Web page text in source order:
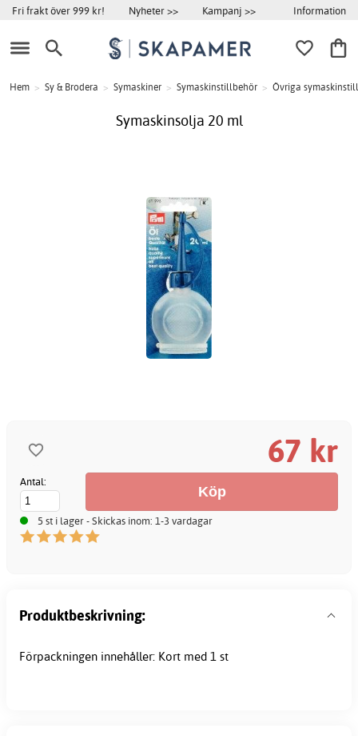
Fri frakt över 999 kr! Nyheter >> Kampanj >> Information
Hem > Sy & Brodera > Symaskiner > Symaskinstillbehör > Övriga
Symaskinsolja 20 ml
67 kr
Antal:
5 st i lager - Skickas inom: 1-3 vardagar
Produktbeskrivning:
Förpackningen innehåller: Kort med 1 st